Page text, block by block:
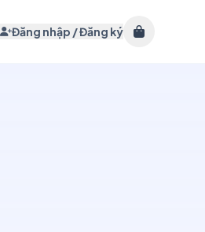
Đăng nhập / Đăng ký